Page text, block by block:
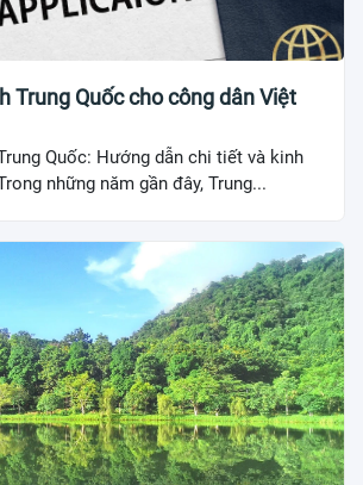
Trung Quốc cho công dân Việt
Quốc: Hướng dẫn chi tiết và kinh
những năm gần đây, Trung...